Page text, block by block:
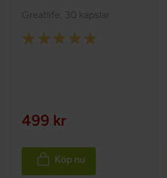
Greatlife 30 kapslar
Rating:
499 kr
Köp nu